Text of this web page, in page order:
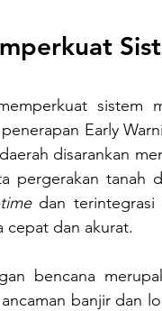
Early
disarankan
pergerakan tanah
dan terintegrasi
cepat dan akurat.
banjir dan